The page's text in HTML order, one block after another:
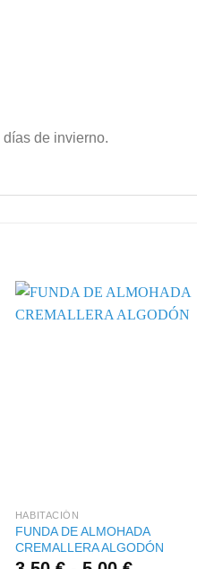
de invierno.
HABITACIÓN
FUNDA DE ALMOHADA
CREMALLERA ALGODÓN